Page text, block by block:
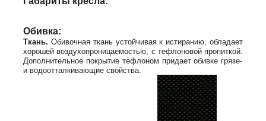
Обивка:
Ткань. Обивочная ткань устойчивая к истиранию, обладает
хорошей воздухопроницаемостью, с тефлоновой пропиткой.
Дополнительное покрытие тефлоном придает обивке грязе-
и водоотталкивающие свойства.